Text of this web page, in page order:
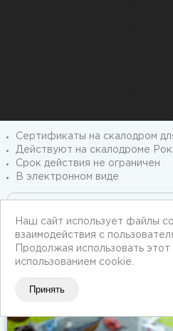
Сертификаты на скалодром
Действуют на скалодроме
Срок действия не ограничен
В электронном виде
+7 (495) 150 04 46
Есть большая бесплатная
Наш сайт использует файлы
взаимодействия с
Продолжая использовать
использованием cookie.
Принять